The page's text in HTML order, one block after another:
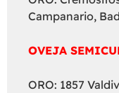
Campanario,
OVEJA
ORO: 1857